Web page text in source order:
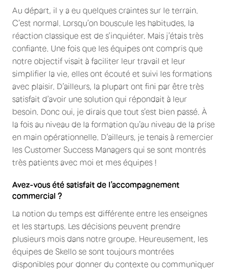
Au départ, il y a eu quelques craintes sur le terrain.
C’est normal. Lorsqu’on bouscule les habitudes, la
réaction classique est de s’inquiéter. Mais j’étais très
confiante. Une fois que les équipes ont compris que
notre objectif visait à faciliter leur travail et leur
simplifier la vie, elles ont écouté et suivi les formations
avec plaisir. D’ailleurs, la plupart ont fini par être très
satisfait d’avoir une solution qui répondait à leur
besoin. Donc oui, je dirais que tout s’est bien passé. À
la fois au niveau de la formation qu’au niveau de la prise
en main opérationnelle. D’ailleurs, je tenais à remercier
les Customer Success Managers qui se sont montrés
très patients avec moi et mes équipes !
Avez-vous été satisfait de l’accompagnement
commercial ?
La notion du temps est différente entre les enseignes
et les startups. Les décisions peuvent prendre
plusieurs mois dans notre groupe. Heureusement, les
équipes de Skello se sont toujours montrées
disponibles pour donner du contexte ou communiquer